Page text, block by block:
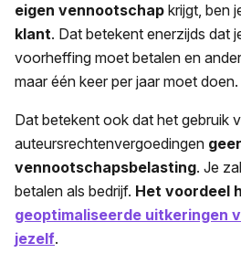
eigen vennootschap krijgt, ben
klant. Dat betekent enerzijds dat
voorheffing moet betalen en
maar één keer per jaar moet doen.
Dat betekent ook dat het gebruik
auteursrechtenvergoedingen
vennootschapsbelasting. Je
betalen als bedrijf. Het voordeel
geoptimaliseerde uitkeringen
jezelf.